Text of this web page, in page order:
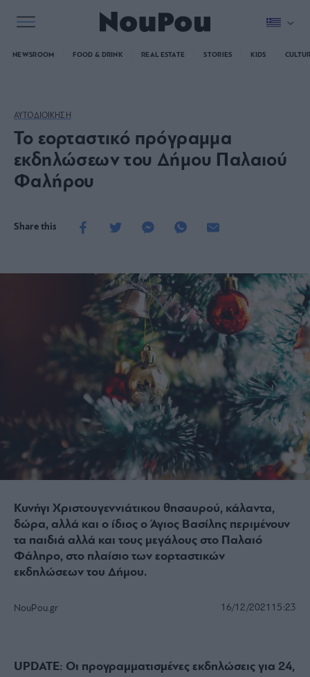
NEWSROOM FOOD & DRINK REAL ESTATE STORIES KIDS
ΑΥΤΟΔΙΟΙΚΗΣΗ
Το εορταστικό πρόγραμμα
εκδηλώσεων του Δήμου Παλαιού
Φαλήρου
Share this
Κυνήγι Χριστουγεννιάτικου θησαυρού, κάλαντα,
δώρα, αλλά και ο ίδιος ο Άγιος Βασίλης περιμένουν
τα παιδιά αλλά και τους μεγάλους στο Παλαιό
Φάληρο, στο πλαίσιο των εορταστικών
εκδηλώσεων του Δήμου.
NouPou.gr 16/12/2021 15:23
UPDATE: Οι προγραμματισμένες εκδηλώσεις για 24,